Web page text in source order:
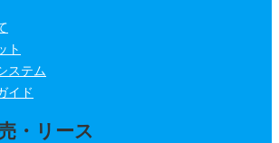
ト
ステム
イド
・リース